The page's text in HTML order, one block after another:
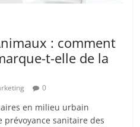
: comment
t-elle de la
0
en milieu urbain
sanitaire des